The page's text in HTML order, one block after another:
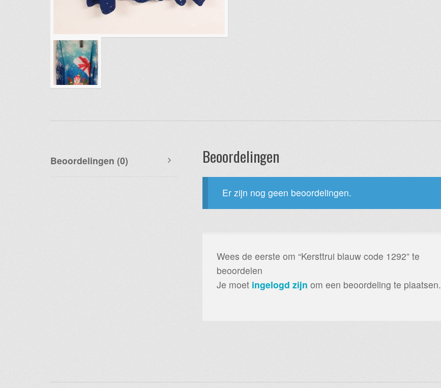
Beoordelingen (0) Beoordelingen
Er zijn nog geen beoordelingen.
Wees de eerste om “Kersttrui blauw code 1292” te
beoordelen
Je moet ingelogd zijn om een beoordeling te plaatsen.